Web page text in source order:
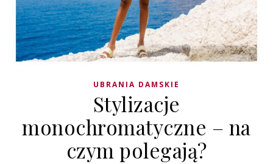
UBRANIA DAMSKIE
Stylizacje
monochromatyczne – na
czym polegają?